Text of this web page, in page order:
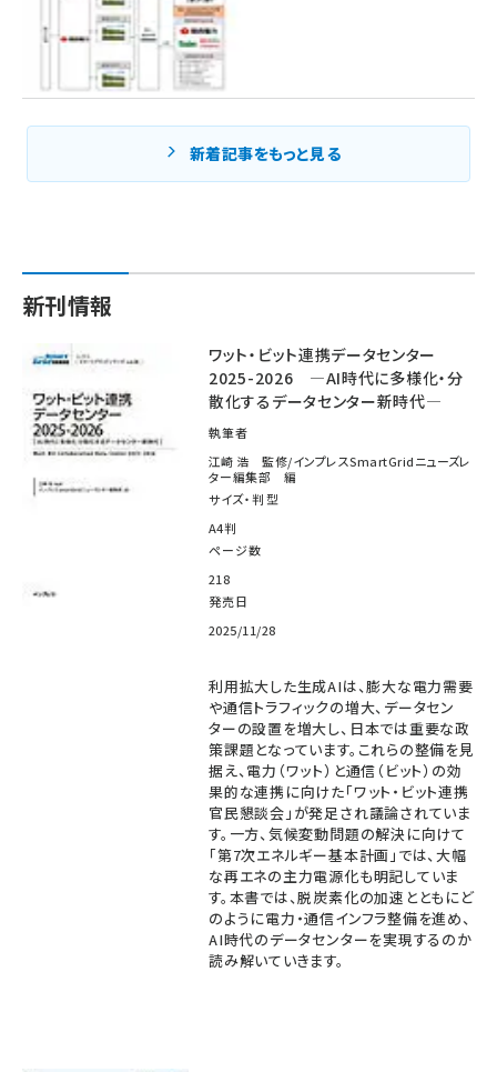
新着記事をもっと見る
新刊情報
ワット・ビット連携データセンター
2025-2026 ―AI時代に多様化・分
散化するデータセンター新時代―
執筆者
江崎 浩 監修/インプレスSmartGridニューズレ
ター編集部 編
サイズ・判型
A4判
ページ数
218
発売日
2025/11/28
利用拡大した生成AIは、膨大な電力需要
や通信トラフィックの増大、データセン
ターの設置を増大し、日本では重要な政
策課題となっています。これらの整備を見
据え、電力（ワット）と通信（ビット）の効
果的な連携に向けた「ワット・ビット連携
官民懇談会」が発足され議論されていま
す。一方、気候変動問題の解決に向けて
「第7次エネルギー基本計画」では、大幅
な再エネの主力電源化も明記していま
す。本書では、脱炭素化の加速とともにど
のように電力・通信インフラ整備を進め、
AI時代のデータセンターを実現するのか
読み解いていきます。